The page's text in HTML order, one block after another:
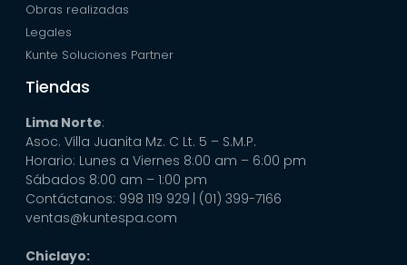
Obras realizadas
Legales
Kunte Soluciones Partner
Tiendas
Lima Norte:
Asoc. Villa Juanita Mz. C Lt. 5 – S.M.P.
Horario: Lunes a Viernes 8:00 am – 6:00 pm
Sábados 8:00 am – 1:00 pm
Contáctanos: 998 119 929 | (01) 399-7166
ventas@kuntespa.com
Chiclayo: